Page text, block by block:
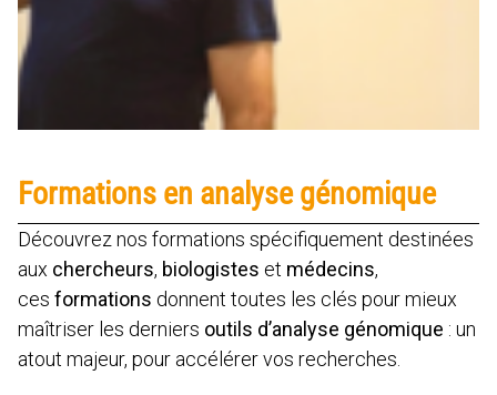
Formations en analyse génomique
Découvrez nos formations spécifiquement destinées
aux chercheurs, biologistes et médecins,
ces formations donnent toutes les clés pour mieux
maîtriser les derniers outils d’analyse génomique : un
atout majeur, pour accélérer vos recherches.